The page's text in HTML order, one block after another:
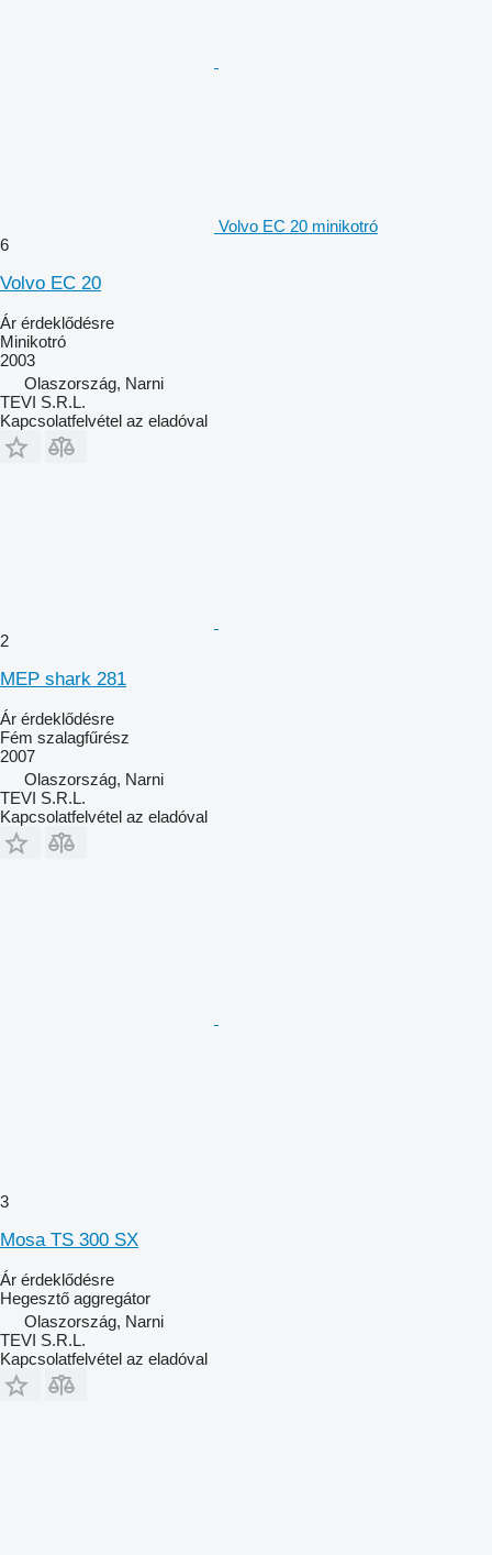
Volvo EC 20 minikotró
6
Volvo EC 20
Ár érdeklődésre
Minikotró
2003
Olaszország, Narni
TEVI S.R.L.
Kapcsolatfelvétel az eladóval
2
MEP shark 281
Ár érdeklődésre
Fém szalagfűrész
2007
Olaszország, Narni
TEVI S.R.L.
Kapcsolatfelvétel az eladóval
3
Mosa TS 300 SX
Ár érdeklődésre
Hegesztő aggregátor
Olaszország, Narni
TEVI S.R.L.
Kapcsolatfelvétel az eladóval